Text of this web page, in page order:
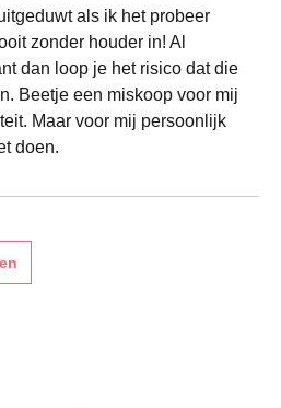
als ik het probeer
zonder houder in! Al
dan loop je het risico dat die
Beetje een miskoop voor mij
Maar voor mij persoonlijk
doen.